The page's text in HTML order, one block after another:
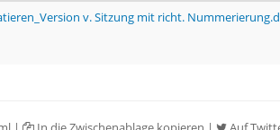
v. Sitzung mit richt.